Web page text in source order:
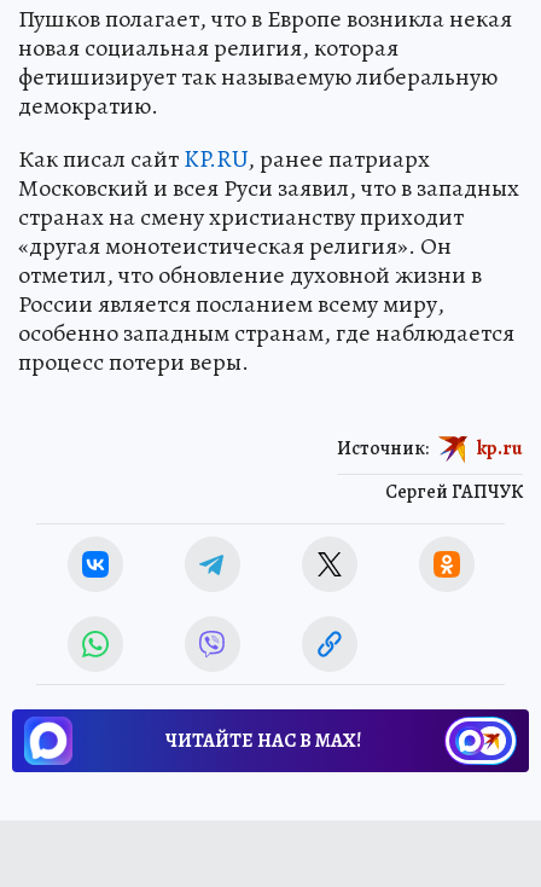
Пушков полагает, что в Европе возникла некая
новая социальная религия, которая
фетишизирует так называемую либеральную
демократию.
Как писал сайтKP.RU, ранее патриарх
Московский и всея Руси заявил, что в западных
странах на смену христианству приходит
«другая монотеистическая религия». Он
отметил, что обновление духовной жизни в
России является посланием всему миру,
особенно западным странам, где наблюдается
процесс потери веры.
Сергей ГАПЧУК
Источник: kp.ru
ЧИТАЙТЕ НАС В МАХ!